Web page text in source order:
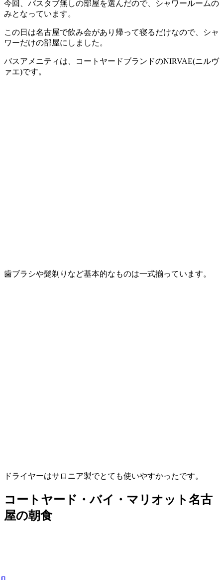
今回、バスタブ無しの部屋を選んだので、シャワールームの
みとなっています。
この日は名古屋で飲み会があり帰って寝るだけなので、シャ
ワーだけの部屋にしました。
バスアメニティは、コートヤードブランドのNIRVAE(ニルヴ
ァエ)です。
歯ブラシや髭剃りなど基本的なものは一式揃っています。
ドライヤーはサロニア製でとても使いやすかったです。
コートヤード・バイ・マリオット名古
屋の朝食